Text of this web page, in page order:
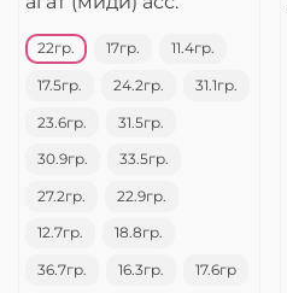
22гр. 17гр. 11.4гр.
17.5гр. 24.2гр. 31.1гр.
23.6гр. 31.5гр.
30.9гр. 33.5гр.
27.2гр. 22.9гр.
12.7гр. 18.8гр.
36.7гр. 16.3гр. 17.6гр